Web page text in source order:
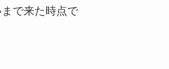
で来た時点で